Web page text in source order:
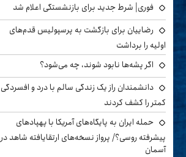
فوری| شرط جدید برای بازنشستگی اعلام شد
رضاییان برای بازگشت به پرسپولیس قدم‌های
اولیه را برداشت
اگر پشه‌ها نابود شوند، چه می‌شود؟
دانشمندان راز یک زندگی سالم با درد و افسردگی
کمتر را کشف کردند
حمله ایران به پایگاه‌های آمریکا با پهپادهای
پیشرفته روسی؟/ پرواز نسخه‌های ارتقایافته شاهد در
آسمان